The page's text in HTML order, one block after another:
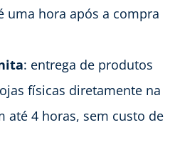
uma hora após a compra
: entrega de produtos
físicas diretamente na
até 4 horas, sem custo de